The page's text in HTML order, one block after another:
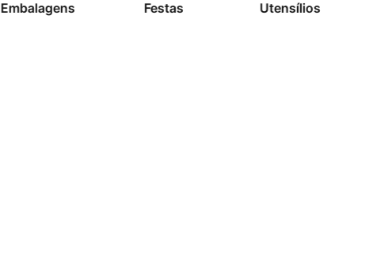
Embalagens Festas Utensílios